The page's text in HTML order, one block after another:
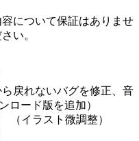
について保証はありませ
い。
戻れないバグを修正、音
ロード版を追加）
イラスト微調整）